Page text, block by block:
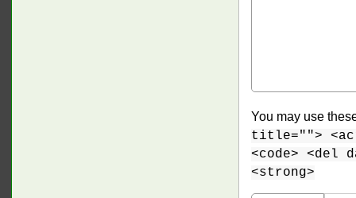
You may use
title="">
<code> <del
<strong>